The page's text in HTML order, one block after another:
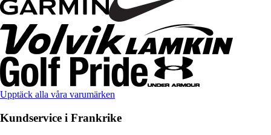
Upptäck alla våra varumärken
Kundservice i Frankrike